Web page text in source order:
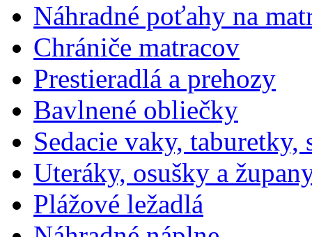
Náhradné poťahy na
Chrániče matracov
Prestieradlá a prehozy
Bavlnené obliečky
Sedacie vaky, taburetky,
Uteráky, osušky a
Plážové ležadlá